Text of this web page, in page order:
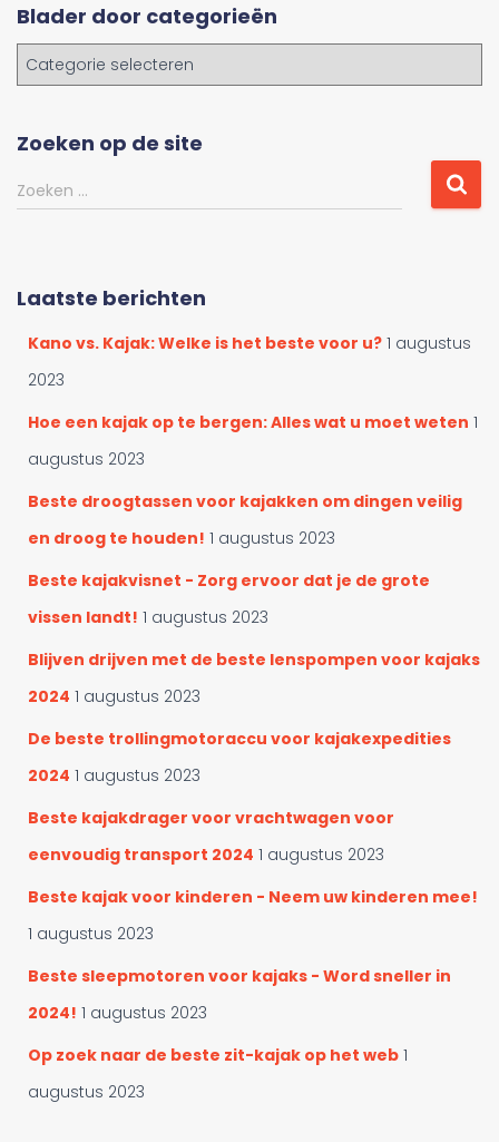
Blader door categorieën
e
d
c
Zoeken op de site
Z
o
n
Zoeken …
Laatste berichten
Kano vs. Kajak: Welke is het beste voor u? 1 augustus
2023
Hoe een kajak op te bergen: Alles wat u moet weten 1
augustus 2023
Beste droogtassen voor kajakken om dingen veilig
en droog te houden! 1 augustus 2023
Beste kajakvisnet - Zorg ervoor dat je de grote
vissen landt! 1 augustus 2023
Blijven drijven met de beste lenspompen voor kajaks
2024 1 augustus 2023
De beste trollingmotoraccu voor kajakexpedities
2024 1 augustus 2023
Beste kajakdrager voor vrachtwagen voor
eenvoudig transport 2024 1 augustus 2023
Beste kajak voor kinderen - Neem uw kinderen mee!
1 augustus 2023
Beste sleepmotoren voor kajaks - Word sneller in
2024! 1 augustus 2023
Op zoek naar de beste zit-kajak op het web 1
augustus 2023